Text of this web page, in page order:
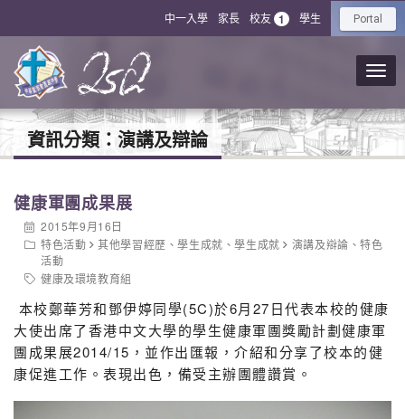
中一入學 家長 校友 1 學生 Portal
資訊分類： 演講及辯論
健康軍團成果展
2015年9月16日
特色活動
其他學習經歷 、學生成就 、學生成就 演講及辯論 、特色
活動
健康及環境教育組
本校鄭華芳和鄧伊婷同學(5C)於6月27日代表本校的健康
大使出席了香港中文大學的學生健康軍團獎勵計劃健康軍
團成果展2014/15，並作出匯報，介紹和分享了校本的健
康促進工作。表現出色，備受主辦團體讚賞。